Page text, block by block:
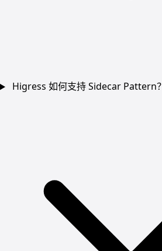
Higress 如何支持 Sidecar Pattern？